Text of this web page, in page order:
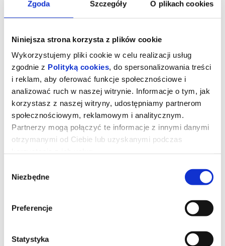
Zgoda Szczegóły O plikach cookies
Niniejsza strona korzysta z plików cookie
Wykorzystujemy pliki cookie w celu realizacji usług
zgodnie z Polityką cookies, do spersonalizowania treści
i reklam, aby oferować funkcje społecznościowe i
analizować ruch w naszej witrynie. Informacje o tym, jak
korzystasz z naszej witryny, udostępniamy partnerom
społecznościowym, reklamowym i analitycznym.
Partnerzy mogą połączyć te informacje z innymi danymi
otrzymanymi od Ciebie lub uzyskanymi podczas
zgody
Niezbędne
Preferencje
Statystyka
WŁADCY WSZECHŚWIATA 2D
DUBBING
Adam jest na co dzień księciem Eterni, lecz gdy zachodzi taka
potężnemu i okrutnemu Szkieletorowi aby ocalić swoją planetę